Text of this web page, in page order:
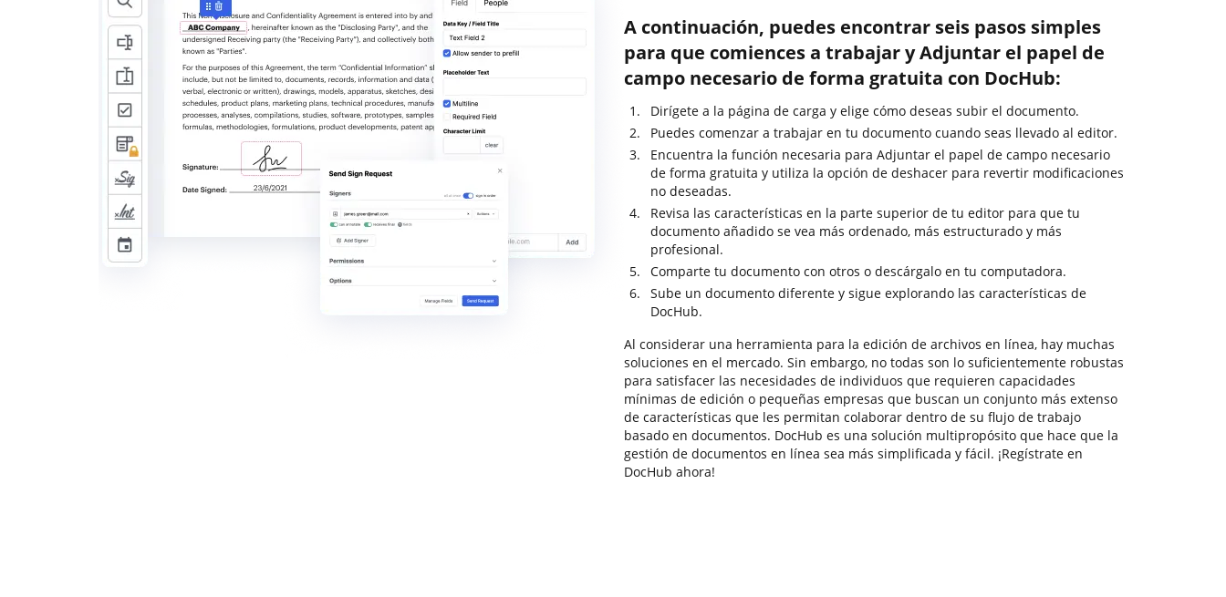
A continuación, puedes encontrar seis pasos simples
para que comiences a trabajar y Adjuntar el papel de
campo necesario de forma gratuita con DocHub:
Dirígete a la página de carga y elige cómo deseas subir el documento.
Puedes comenzar a trabajar en tu documento cuando seas llevado al editor.
Encuentra la función necesaria para Adjuntar el papel de campo necesario
de forma gratuita y utiliza la opción de deshacer para revertir modificaciones
no deseadas.
Revisa las características en la parte superior de tu editor para que tu
documento añadido se vea más ordenado, más estructurado y más
profesional.
Comparte tu documento con otros o descárgalo en tu computadora.
Sube un documento diferente y sigue explorando las características de
DocHub.
Al considerar una herramienta para la edición de archivos en línea, hay muchas
soluciones en el mercado. Sin embargo, no todas son lo suficientemente robustas
para satisfacer las necesidades de individuos que requieren capacidades
mínimas de edición o pequeñas empresas que buscan un conjunto más extenso
de características que les permitan colaborar dentro de su flujo de trabajo
basado en documentos. DocHub es una solución multipropósito que hace que la
gestión de documentos en línea sea más simplificada y fácil. ¡Regístrate en
DocHub ahora!